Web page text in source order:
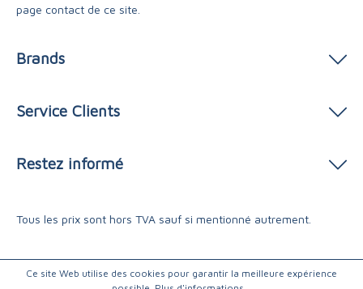
page contact de ce site.
Brands
Service Clients
Restez informé
Tous les prix sont hors TVA sauf si mentionné autrement.
Ce site Web utilise des cookies pour garantir la meilleure expérience